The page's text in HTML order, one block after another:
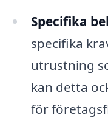
Specifika
specifika
utrustning
kan detta
för